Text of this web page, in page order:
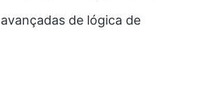
de lógica de